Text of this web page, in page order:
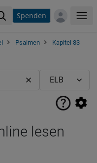
Spenden
Psalmen
Kapitel 83
lesen